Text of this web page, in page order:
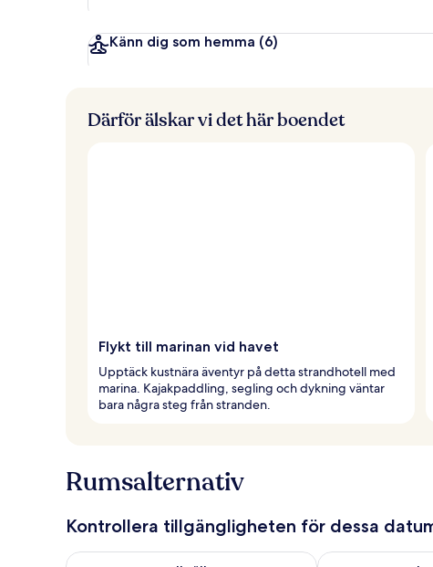
n
Känn dig som hemma (6)
Därför älskar vi det här boendet
Flykt till marinan vid havet
Upptäck kustnära äventyr på detta strandhotell med
marina. Kajakpaddling, segling och dykning väntar
bara några steg från stranden.
Rumsalternativ
Kontrollera tillgängligheten för dessa
Kontrollera tillgängligheten för ikväll aug. 6 - aug. 7
Kontrollera